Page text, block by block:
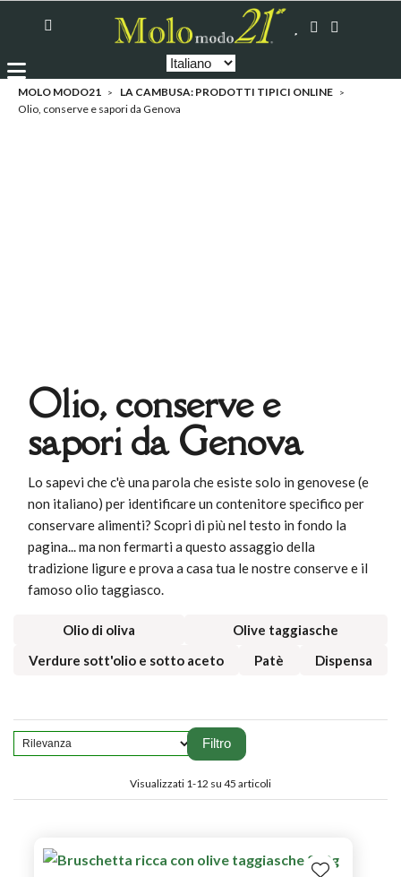
MOLO MODO21
LA CAMBUSA: PRODOTTI TIPICI ONLINE
Olio, conserve e sapori da Genova
Olio, conserve e
sapori da Genova
Lo sapevi che c'è una parola che esiste solo in genovese (e
non italiano) per identificare un contenitore specifico per
conservare alimenti? Scopri di più nel testo in fondo la
pagina... ma non fermarti a questo assaggio della
tradizione ligure e prova a casa tua le nostre conserve e il
famoso olio taggiasco.
Olio di oliva
Olive taggiasche
Verdure sott'olio e sotto aceto
Patè Dispensa
Filtro
Visualizzati 1-12 su 45 articoli